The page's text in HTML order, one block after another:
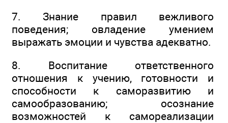
7. Знание правил вежливого
поведения; овладение умением
выражать эмоции и чувства адекватно.
8. Воспитание ответственного
отношения к учению, готовности и
способности к саморазвитию и
самообразованию; осознание
возможностей к самореализации